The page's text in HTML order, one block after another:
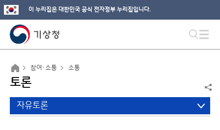
이 누리집은 대한민국 공식 전자정부 누리집입니다.
참여·소통 소통
토론
자유토론